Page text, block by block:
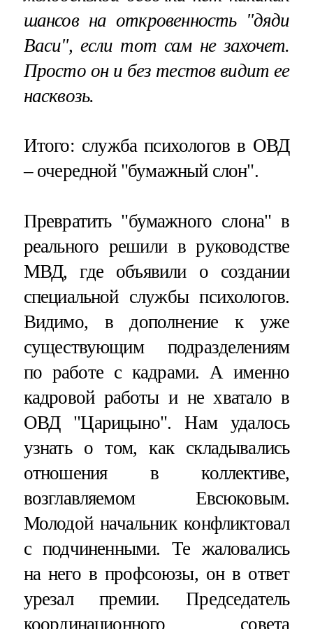
шансов на откровенность "дяди
Васи", если тот сам не захочет.
Просто он и без тестов видит ее
насквозь.
Итого: служба психологов в ОВД
– очередной "бумажный слон".
Превратить "бумажного слона" в
реального решили в руководстве
МВД, где объявили о создании
специальной службы психологов.
Видимо, в дополнение к уже
существующим подразделениям
по работе с кадрами. А именно
кадровой работы и не хватало в
ОВД "Царицыно". Нам удалось
узнать о том, как складывались
отношения в коллективе,
возглавляемом Евсюковым.
Молодой начальник конфликтовал
с подчиненными. Те жаловались
на него в профсоюзы, он в ответ
урезал премии. Председатель
координационного совета